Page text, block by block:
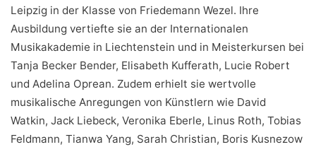
Leipzig in der Klasse von Friedemann Wezel. Ihre
Ausbildung vertiefte sie an der Internationalen
Musikakademie in Liechtenstein und in Meisterkursen bei
Tanja Becker Bender, Elisabeth Kufferath, Lucie Robert
und Adelina Oprean. Zudem erhielt sie wertvolle
musikalische Anregungen von Künstlern wie David
Watkin, Jack Liebeck, Veronika Eberle, Linus Roth, Tobias
Feldmann, Tianwa Yang, Sarah Christian, Boris Kusnezow